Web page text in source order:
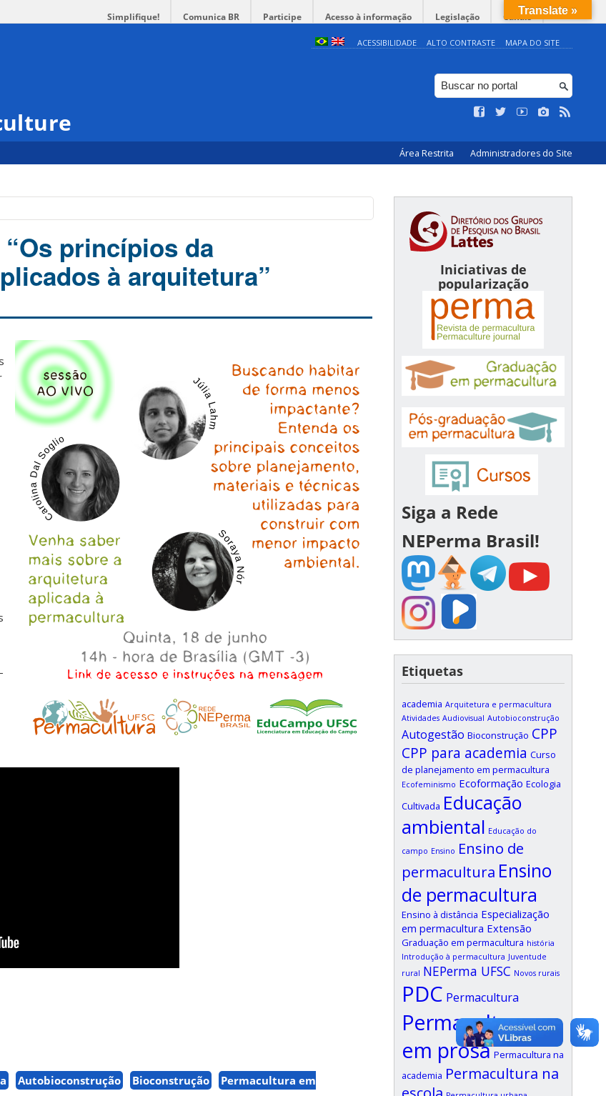
Simplifique! Comunica BR Participe Acesso à informação Legislação Canais
ACESSIBILIDADE ALTO CONTRASTE MAPA DO SITE
Área Restrita Administradores do Site
princípios da
à arquitetura”
Autobioconstrução Bioconstrução
Permacultura em
Iniciativas de
popularização
Siga a Rede
NEPerma Brasil!
Etiquetas
academia Arquitetura e permacultura
Atividades Audiovisual Autobioconstrução
Autogestão Bioconstrução CPP
CPP para academia Curso
de planejamento em permacultura
Ecofeminismo Ecoformação Ecologia
Cultivada Educação
ambiental Educação do
campo Ensino Ensino de
permacultura Ensino
de permacultura
Ensino à distância Especialização
em permacultura Extensão
Graduação em permacultura história
Introdução à permacultura Juventude
rural NEPerma UFSC Novos rurais
PDC Permacultura
Permacultura
em prosa Permacultura na
academia Permacultura na
Translate »